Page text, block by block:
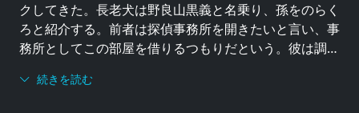
クしてきた。長老犬は野良山黒義と名乗り、孫をのらく
ろと紹介する。前者は探偵事務所を開きたいと言い、事
務所としてこの部屋を借りるつもりだという。彼は調…
続きを読む